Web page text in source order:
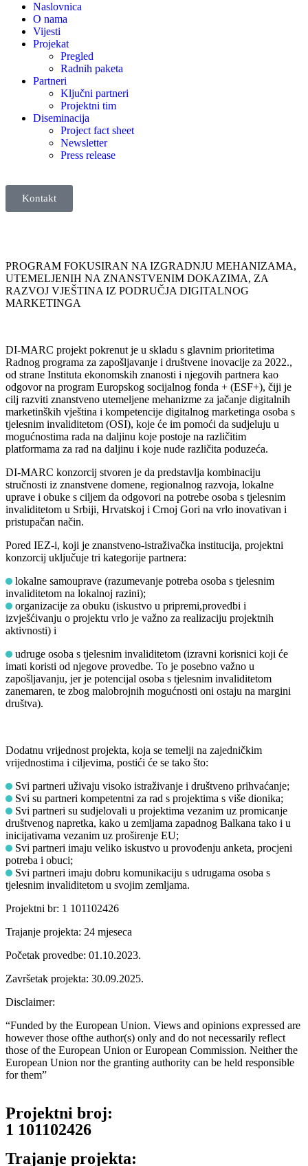
Naslovnica
O nama
Vijesti
Projekat
Pregled
Radnih paketa
Partneri
Ključni partneri
Projektni tim
Diseminacija
Project fact sheet
Newsletter
Press release
Kontakt
PROGRAM FOKUSIRAN NA IZGRADNJU MEHANIZAMA,
UTEMELJENIH NA ZNANSTVENIM DOKAZIMA, ZA
RAZVOJ VJEŠTINA IZ PODRUČJA DIGITALNOG
MARKETINGA
DI-MARC projekt pokrenut je u skladu s glavnim prioritetima
Radnog programa za zapošljavanje i društvene inovacije za 2022.,
od strane Instituta ekonomskih znanosti i njegovih partnera kao
odgovor na program Europskog socijalnog fonda + (ESF+), čiji je
cilj razviti znanstveno utemeljene mehanizme za jačanje digitalnih
marketinških vještina i kompetencije digitalnog marketinga osoba s
tjelesnim invaliditetom (OSI), koje će im pomoći da sudjeluju u
mogućnostima rada na daljinu koje postoje na različitim
platformama za rad na daljinu i koje nude različita poduzeća.
DI-MARC konzorcij stvoren je da predstavlja kombinaciju
stručnosti iz znanstvene domene, regionalnog razvoja, lokalne
uprave i obuke s ciljem da odgovori na potrebe osoba s tjelesnim
invaliditetom u Srbiji, Hrvatskoj i Crnoj Gori na vrlo inovativan i
pristupačan način.
Pored IEZ-i, koji je znanstveno-istraživačka institucija, projektni
konzorcij uključuje tri kategorije partnera:
lokalne samouprave (razumevanje potreba osoba s tjelesnim
invaliditetom na lokalnoj razini);
organizacije za obuku (iskustvo u pripremi,provedbi i
izvješćivanju o projektu vrlo je važno za realizaciju projektnih
aktivnosti) i
udruge osoba s tjelesnim invaliditetom (izravni korisnici koji će
imati koristi od njegove provedbe. To je posebno važno u
zapošljavanju, jer je potencijal osoba s tjelesnim invaliditetom
zanemaren, te zbog malobrojnih mogućnosti oni ostaju na margini
društva).
Dodatnu vrijednost projekta, koja se temelji na zajedničkim
vrijednostima i ciljevima, postići će se tako što:
Svi partneri uživaju visoko istraživanje i društveno prihvaćanje;
Svi su partneri kompetentni za rad s projektima s više dionika;
Svi partneri su sudjelovali u projektima vezanim uz promicanje
društvenog napretka, kako u zemljama zapadnog Balkana tako i u
inicijativama vezanim uz proširenje EU;
Svi partneri imaju veliko iskustvo u provođenju anketa, procjeni
potreba i obuci;
Svi partneri imaju dobru komunikaciju s udrugama osoba s
tjelesnim invaliditetom u svojim zemljama.
Projektni br: 1 101102426
Trajanje projekta: 24 mjeseca
Početak provedbe: 01.10.2023.
Završetak projekta: 30.09.2025.
Disclaimer:
“Funded by the European Union. Views and opinions expressed are
however those ofthe author(s) only and do not necessarily reflect
those of the European Union or European Commission. Neither the
European Union nor the granting authority can be held responsible
for them”
Projektni broj:
1 101102426
Trajanje projekta: